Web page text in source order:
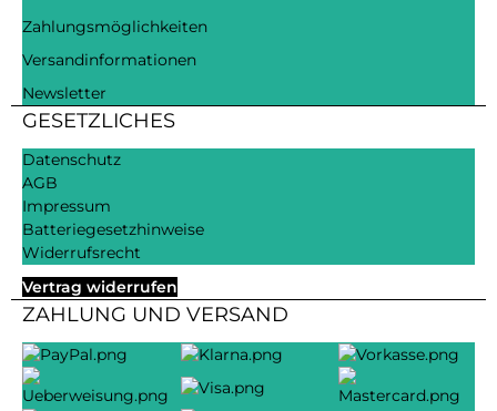
Zahlungsmöglichkeiten
Versandinformationen
Newsletter
GESETZLICHES
Datenschutz
AGB
Impressum
Batteriegesetzhinweise
Widerrufsrecht
Vertrag widerrufen
ZAHLUNG UND VERSAND